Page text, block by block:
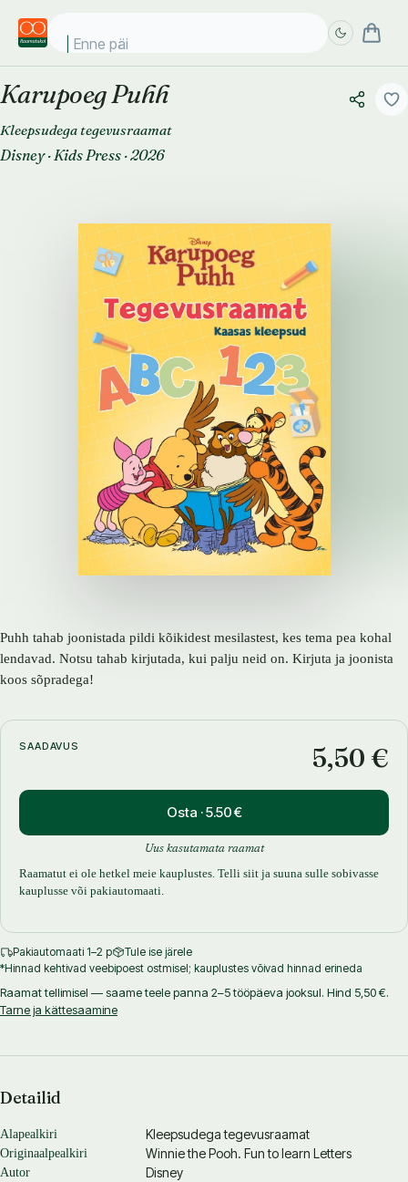
Enne päikes
Karupoeg Puhh
Kleepsudega tegevusraamat
Disney·Kids Press ·2026
Puhh tahab joonistada pildi kõikidest mesilastest, kes tema pea kohal
lendavad. Notsu tahab kirjutada, kui palju neid on. Kirjuta ja joonista
koos sõpradega!
SAADAVUS 5,50 €
Osta · 5.50 €
Uus kasutamata raamat
Raamatut ei ole hetkel meie kauplustes. Telli siit ja suuna sulle sobivasse
kauplusse või pakiautomaati.
Pakiautomaati 1–2 p
Tule ise järele
*Hinnad kehtivad veebipoest ostmisel; kauplustes võivad hinnad erineda
Raamat tellimisel — saame teele panna 2–5 tööpäeva jooksul. Hind 5,50 €.
Tarne ja kättesaamine
Detailid
Alapealkiri Kleepsudega tegevusraamat
Originaalpealkiri Winnie the Pooh. Fun to learn Letters
Autor Disney